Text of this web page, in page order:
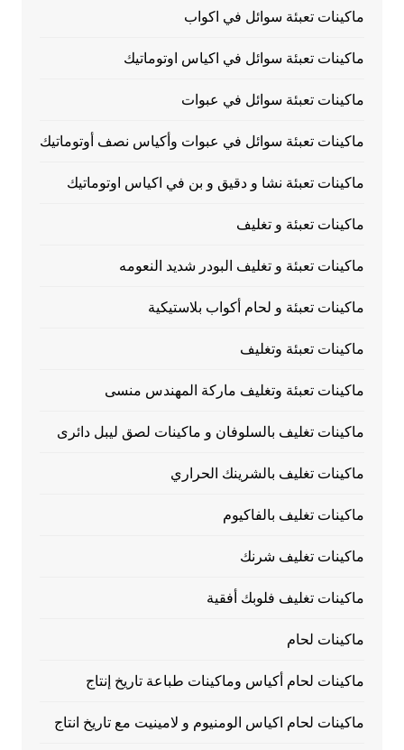
ماكينات تعبئة سوائل في اكواب
ماكينات تعبئة سوائل في اكياس اوتوماتيك
ماكينات تعبئة سوائل في عبوات
ماكينات تعبئة سوائل في عبوات وأكياس نصف أوتوماتيك
ماكينات تعبئة نشا و دقيق و بن في اكياس اوتوماتيك
ماكينات تعبئة و تغليف
ماكينات تعبئة و تغليف البودر شديد النعومه
ماكينات تعبئة و لحام أكواب بلاستيكية
ماكينات تعبئة وتغليف
ماكينات تعبئة وتغليف ماركة المهندس منسى
ماكينات تغليف بالسلوفان و ماكينات لصق ليبل دائرى
ماكينات تغليف بالشرينك الحراري
ماكينات تغليف بالفاكيوم
ماكينات تغليف شرنك
ماكينات تغليف فلوبك أفقية
ماكينات لحام
ماكينات لحام أكياس وماكينات طباعة تاريخ إنتاج
ماكينات لحام اكياس الومنيوم و لامينيت مع تاريخ انتاج